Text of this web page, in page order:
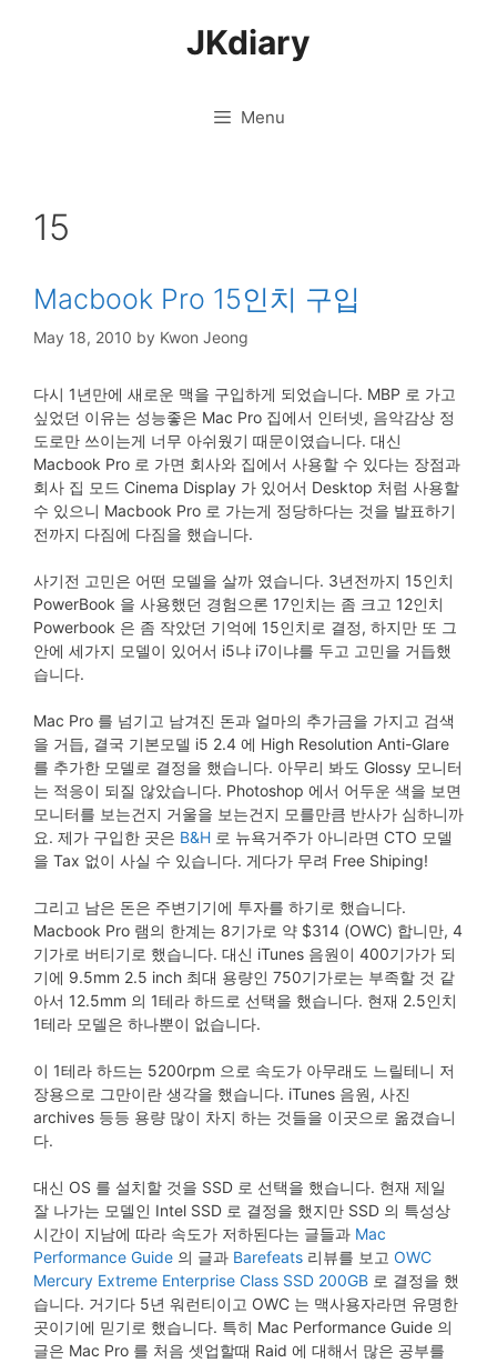
JKdiary
Menu
15
Macbook Pro 15인치 구입
May 18, 2010 by Kwon Jeong
다시 1년만에 새로운 맥을 구입하게 되었습니다. MBP 로 가고
싶었던 이유는 성능좋은 Mac Pro 집에서 인터넷, 음악감상 정
도로만 쓰이는게 너무 아쉬웠기 때문이였습니다. 대신
Macbook Pro 로 가면 회사와 집에서 사용할 수 있다는 장점과
회사 집 모드 Cinema Display 가 있어서 Desktop 처럼 사용할
수 있으니 Macbook Pro 로 가는게 정당하다는 것을 발표하기
전까지 다짐에 다짐을 했습니다.
사기전 고민은 어떤 모델을 살까 였습니다. 3년전까지 15인치
PowerBook 을 사용했던 경험으론 17인치는 좀 크고 12인치
Powerbook 은 좀 작았던 기억에 15인치로 결정, 하지만 또 그
안에 세가지 모델이 있어서 i5냐 i7이냐를 두고 고민을 거듭했
습니다.
Mac Pro 를 넘기고 남겨진 돈과 얼마의 추가금을 가지고 검색
을 거듭, 결국 기본모델 i5 2.4 에 High Resolution Anti-Glare
를 추가한 모델로 결정을 했습니다. 아무리 봐도 Glossy 모니터
는 적응이 되질 않았습니다. Photoshop 에서 어두운 색을 보면
모니터를 보는건지 거울을 보는건지 모를만큼 반사가 심하니까
요. 제가 구입한 곳은 B&H 로 뉴욕거주가 아니라면 CTO 모델
을 Tax 없이 사실 수 있습니다. 게다가 무려 Free Shiping!
그리고 남은 돈은 주변기기에 투자를 하기로 했습니다.
Macbook Pro 램의 한계는 8기가로 약 $314 (OWC) 합니만, 4
기가로 버티기로 했습니다. 대신 iTunes 음원이 400기가가 되
기에 9.5mm 2.5 inch 최대 용량인 750기가로는 부족할 것 같
아서 12.5mm 의 1테라 하드로 선택을 했습니다. 현재 2.5인치
1테라 모델은 하나뿐이 없습니다.
이 1테라 하드는 5200rpm 으로 속도가 아무래도 느릴테니 저
장용으로 그만이란 생각을 했습니다. iTunes 음원, 사진
archives 등등 용량 많이 차지 하는 것들을 이곳으로 옮겼습니
다.
대신 OS 를 설치할 것을 SSD 로 선택을 했습니다. 현재 제일
잘 나가는 모델인 Intel SSD 로 결정을 했지만 SSD 의 특성상
시간이 지남에 따라 속도가 저하된다는 글들과 Mac
Performance Guide 의 글과 Barefeats 리뷰를 보고 OWC
Mercury Extreme Enterprise Class SSD 200GB 로 결정을 했
습니다. 거기다 5년 워런티이고 OWC 는 맥사용자라면 유명한
곳이기에 믿기로 했습니다. 특히 Mac Performance Guide 의
글은 Mac Pro 를 처음 셋업할때 Raid 에 대해서 많은 공부를